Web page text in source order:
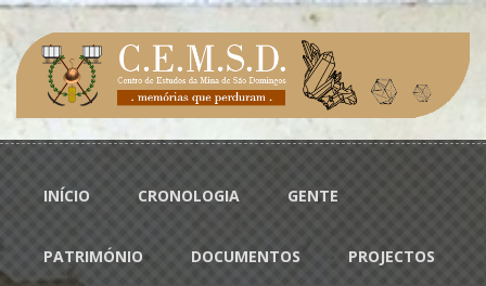
Passar para o conteúdo principal
Menu principal
INÍCIO CRONOLOGIA GENTE
PATRIMÓNIO DOCUMENTOS PROJECTOS